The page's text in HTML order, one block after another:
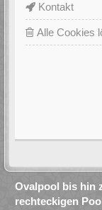
Kontakt
Alle Cookies
Ovalpool bis hin
rechteckigen